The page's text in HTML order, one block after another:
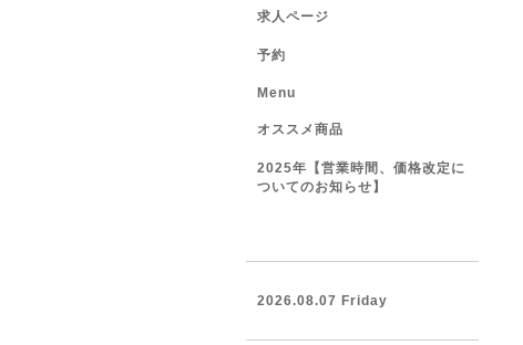
求人ページ
予約
Menu
オススメ商品
2025年【営業時間、価格改定に
ついてのお知らせ】
2026.08.07 Friday